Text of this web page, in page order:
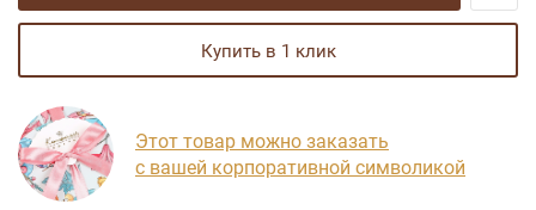
купить в 1 клик
Этот товар можно заказать
с вашей корпоративной символикой